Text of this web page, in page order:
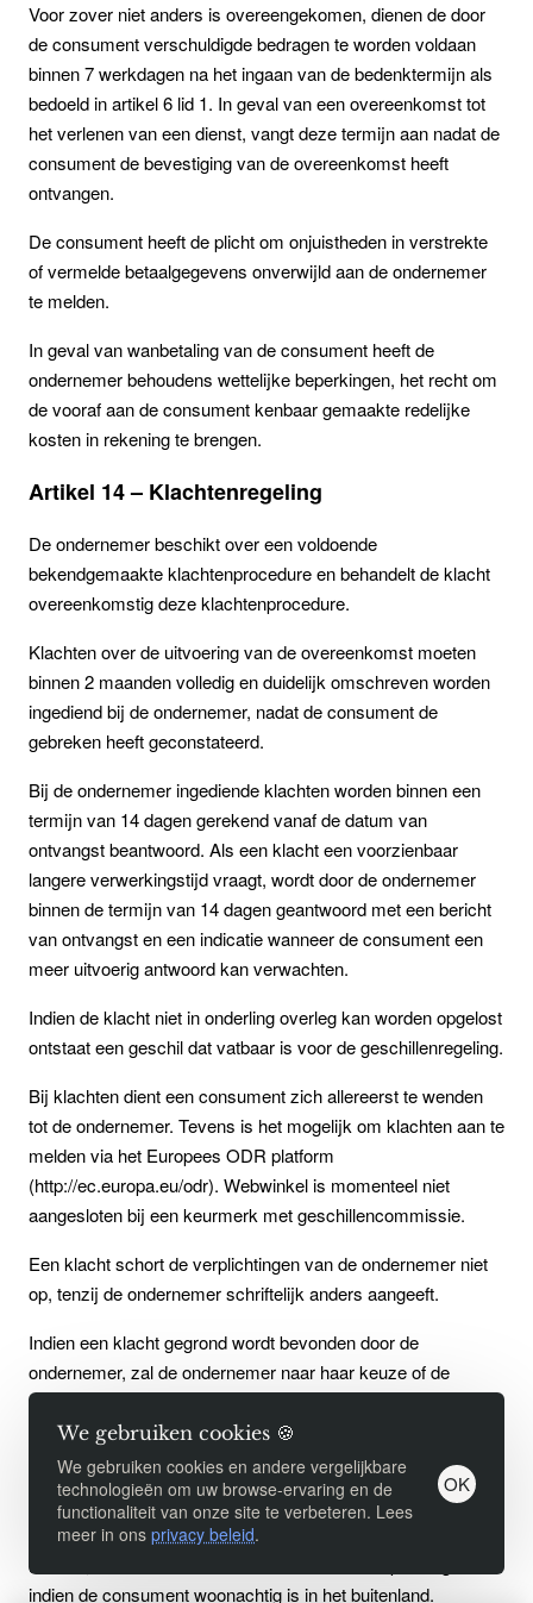
We gebruiken cookies 🍪
We gebruiken cookies en andere vergelijkbare
technologieën om uw browse-ervaring en de
functionaliteit van onze site te verbeteren. Lees
meer in ons privacy beleid.
OK
Voor zover niet anders is overeengekomen, dienen de door
de consument verschuldigde bedragen te worden voldaan
binnen 7 werkdagen na het ingaan van de bedenktermijn als
bedoeld in artikel 6 lid 1. In geval van een overeenkomst tot
het verlenen van een dienst, vangt deze termijn aan nadat de
consument de bevestiging van de overeenkomst heeft
ontvangen.
De consument heeft de plicht om onjuistheden in verstrekte
of vermelde betaalgegevens onverwijld aan de ondernemer
te melden.
In geval van wanbetaling van de consument heeft de
ondernemer behoudens wettelijke beperkingen, het recht om
de vooraf aan de consument kenbaar gemaakte redelijke
kosten in rekening te brengen.
Artikel 14 – Klachtenregeling
De ondernemer beschikt over een voldoende
bekendgemaakte klachtenprocedure en behandelt de klacht
overeenkomstig deze klachtenprocedure.
Klachten over de uitvoering van de overeenkomst moeten
binnen 2 maanden volledig en duidelijk omschreven worden
ingediend bij de ondernemer, nadat de consument de
gebreken heeft geconstateerd.
Bij de ondernemer ingediende klachten worden binnen een
termijn van 14 dagen gerekend vanaf de datum van
ontvangst beantwoord. Als een klacht een voorzienbaar
langere verwerkingstijd vraagt, wordt door de ondernemer
binnen de termijn van 14 dagen geantwoord met een bericht
van ontvangst en een indicatie wanneer de consument een
meer uitvoerig antwoord kan verwachten.
Indien de klacht niet in onderling overleg kan worden opgelost
ontstaat een geschil dat vatbaar is voor de geschillenregeling.
Bij klachten dient een consument zich allereerst te wenden
tot de ondernemer. Tevens is het mogelijk om klachten aan te
melden via het Europees ODR platform
(http://ec.europa.eu/odr). Webwinkel is momenteel niet
aangesloten bij een keurmerk met geschillencommissie.
Een klacht schort de verplichtingen van de ondernemer niet
op, tenzij de ondernemer schriftelijk anders aangeeft.
Indien een klacht gegrond wordt bevonden door de
ondernemer, zal de ondernemer naar haar keuze of de
geleverde producten kosteloos vervangen of repareren.
Artikel 15 – Geschillen
Op overeenkomsten tussen de ondernemer en de
consument waarop deze algemene voorwaarden betrekking
hebben, is uitsluitend Nederlands recht van toepassing. Ook
indien de consument woonachtig is in het buitenland.